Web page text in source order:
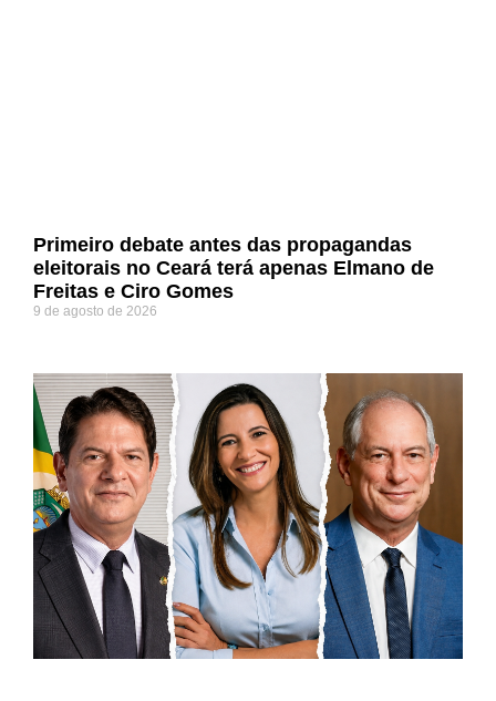
Primeiro debate antes das propagandas
eleitorais no Ceará terá apenas Elmano de
Freitas e Ciro Gomes
9 de agosto de 2026